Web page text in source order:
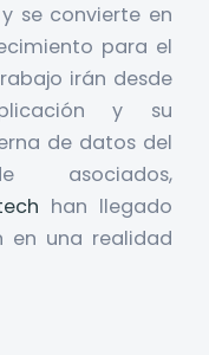
se convierte en
para el
irán desde
y su
de datos del
asociados,
han llegado
en una realidad